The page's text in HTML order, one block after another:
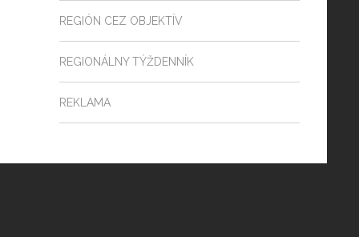
REGIÓN CEZ OBJEKTÍV
REGIONÁLNY TÝŽDENNÍK
REKLAMA